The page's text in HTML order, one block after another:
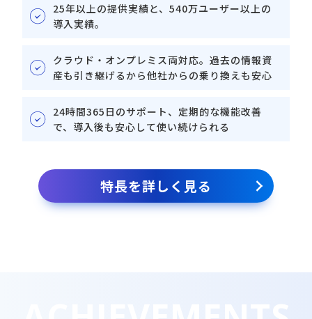
25年以上の提供実績と、540万ユーザー以上の
導⼊実績。
クラウド・オンプレミス両対応。過去の情報資
産も引き継げるから他社からの乗り換えも安⼼
24時間365日のサポート、定期的な機能改善
で、導入後も安心して使い続けられる
特長を詳しく見る